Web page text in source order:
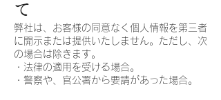
て
弊社は、お客様の同意なく個人情報を第三者
に開示または提供いたしません。ただし、次
の場合は除きます。
・法律の適用を受ける場合。
・警察や、官公署から要請があった場合。